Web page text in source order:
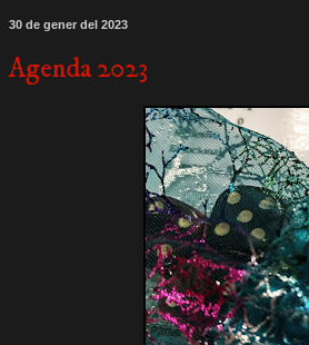
30 de gener del 2023
Agenda 2023